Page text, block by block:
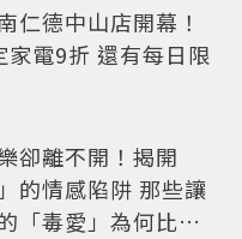
仁德中山店開幕！
家電9折 還有每日限
卻離不開！揭開
的情感陷阱 那些讓
「毒愛」為何比菸